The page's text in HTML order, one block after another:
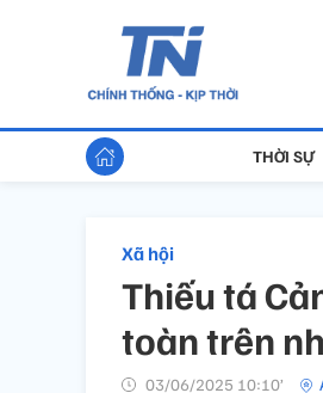
THỜI SỰ
Xã hội
Thiếu tá
toàn trên
03/06/2025 10:10’